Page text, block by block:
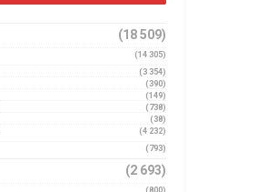
(18 509)
(14 305)
(3 354)
(390)
(149)
(738)
(38)
(4 232)
(793)
(2 693)